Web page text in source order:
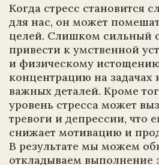
Когда стресс становится
для нас, он может
целей. Слишком сильный
привести к умственной
и физическому
концентрацию на задачах
важных деталей. Кроме
уровень стресса может
тревоги и депрессии, что
снижает мотивацию и
В результате мы можем
откладываем выполнение